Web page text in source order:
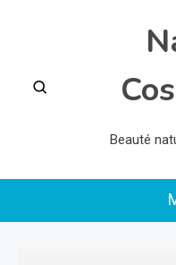
Beauté